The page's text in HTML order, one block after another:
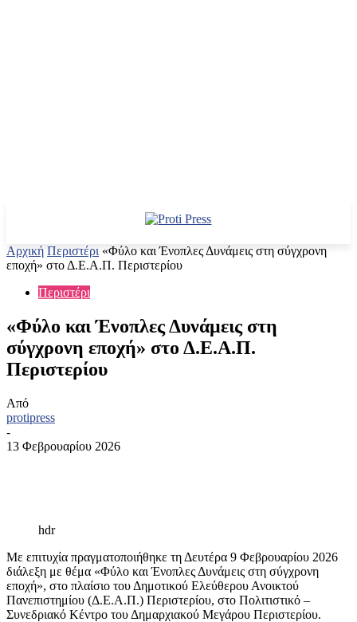
Αρχική Περιστέρι «Φύλο και Ένοπλες Δυνάμεις στη σύγχρονη
εποχή» στο Δ.Ε.Α.Π. Περιστερίου
Περιστέρι
«Φύλο και Ένοπλες Δυνάμεις στη
σύγχρονη εποχή» στο Δ.Ε.Α.Π.
Περιστερίου
Από
protipress
-
13 Φεβρουαρίου 2026
hdr
Με επιτυχία πραγματοποιήθηκε τη Δευτέρα 9 Φεβρουαρίου 2026
διάλεξη με θέμα «Φύλο και Ένοπλες Δυνάμεις στη σύγχρονη
εποχή», στο πλαίσιο του Δημοτικού Ελεύθερου Ανοικτού
Πανεπιστημίου (Δ.Ε.Α.Π.) Περιστερίου, στο Πολιτιστικό –
Συνεδριακό Κέντρο του Δημαρχιακού Μεγάρου Περιστερίου.